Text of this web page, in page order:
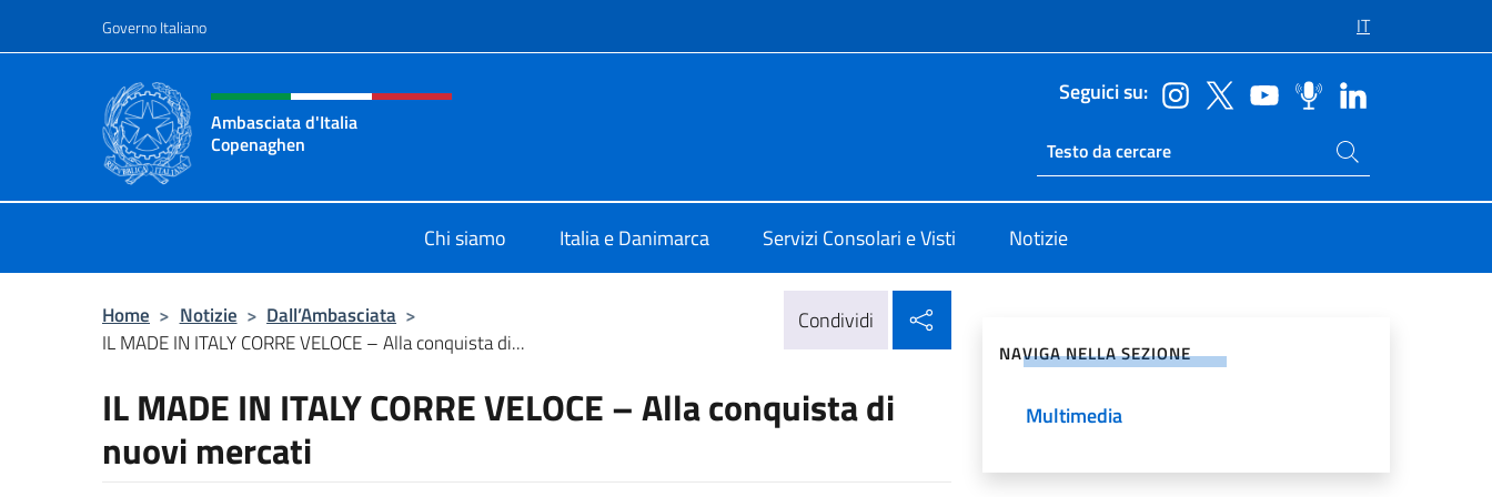
Governo Italiano IT
Intestazione sito, social e menù
Ambasciata d'Italia
Copenaghen
Seguici su:
Ricerca sito live
Cerca nel sito
Chi siamo Italia e Danimarca Servizi Consolari e Visti Notizie
Home > Notizie > Dall’Ambasciata >
IL MADE IN ITALY CORRE VELOCE – Alla conquista di...
Condividi
IL MADE IN ITALY CORRE VELOCE – Alla conquista di
nuovi mercati
NAVIGA NELLA SEZIONE
Multimedia